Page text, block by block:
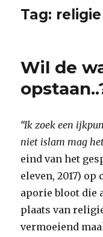
Tag:
Wil de
“Ik zoek een
niet islam mag
eind van het
eleven, 2017) op
aporie bloot die
plaats van
vermoeiend